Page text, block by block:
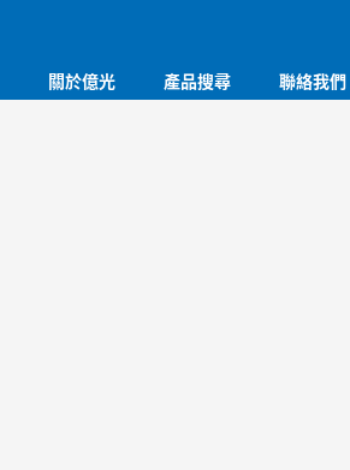
關於億光 產品搜尋 聯絡我們